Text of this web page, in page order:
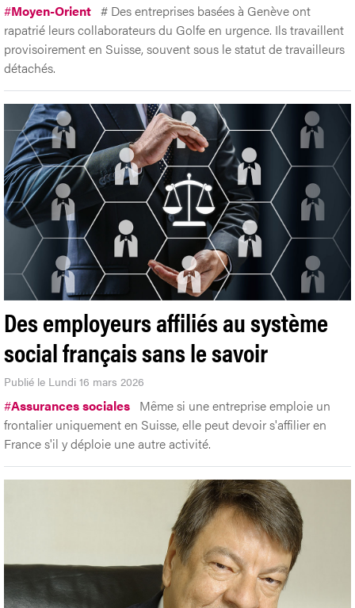
#Moyen-Orient # Des entreprises basées à Genève ont
rapatrié leurs collaborateurs du Golfe en urgence. Ils travaillent
provisoirement en Suisse, souvent sous le statut de travailleurs
détachés.
Des employeurs affiliés au système
social français sans le savoir
Publié le Lundi 16 mars 2026
#Assurances sociales Même si une entreprise emploie un
frontalier uniquement en Suisse, elle peut devoir s'affilier en
France s'il y déploie une autre activité.